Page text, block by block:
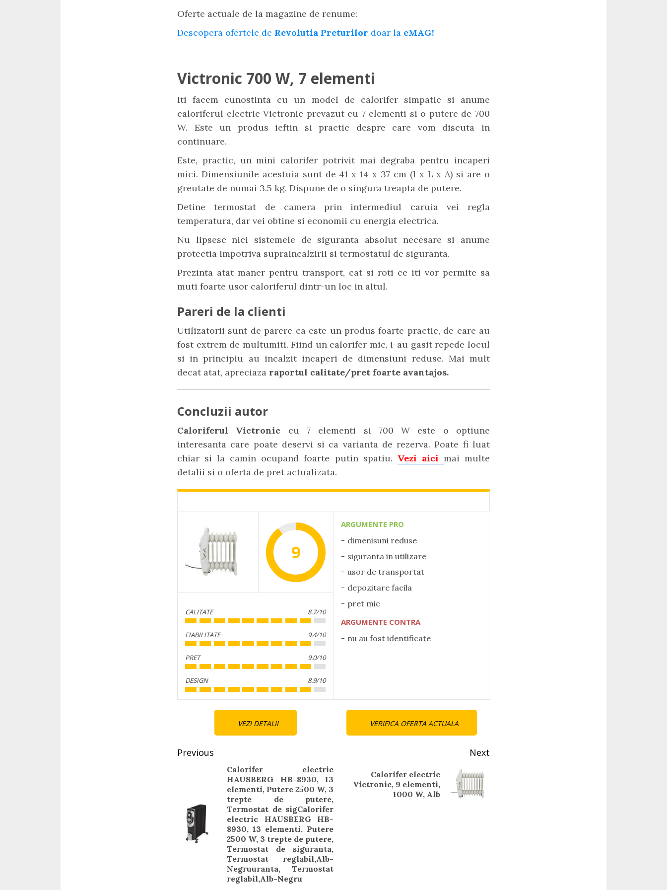
Oferte actuale de la magazine de renume:
Descopera ofertele de Revolutia Preturilor doar la eMAG!
Victronic 700 W, 7 elementi
Iti facem cunostinta cu un model de calorifer simpatic si anume
caloriferul electric Victronic prevazut cu 7 elementi si o putere de 700
W. Este un produs ieftin si practic despre care vom discuta in
continuare.
Este, practic, un mini calorifer potrivit mai degraba pentru incaperi
mici. Dimensiunile acestuia sunt de 41 x 14 x 37 cm (l x L x A) si are o
greutate de numai 3.5 kg. Dispune de o singura treapta de putere.
Detine termostat de camera prin intermediul caruia vei regla
temperatura, dar vei obtine si economii cu energia electrica.
Nu lipsesc nici sistemele de siguranta absolut necesare si anume
protectia impotriva supraincalzirii si termostatul de siguranta.
Prezinta atat maner pentru transport, cat si roti ce iti vor permite sa
muti foarte usor caloriferul dintr-un loc in altul.
Pareri de la clienti
Utilizatorii sunt de parere ca este un produs foarte practic, de care au
fost extrem de multumiti. Fiind un calorifer mic, i-au gasit repede locul
si in principiu au incalzit incaperi de dimensiuni reduse. Mai mult
decat atat, apreciaza raportul calitate/pret foarte avantajos.
Concluzii autor
Caloriferul Victronic cu 7 elementi si 700 W este o optiune
interesanta care poate deservi si ca varianta de rezerva. Poate fi luat
chiar si la camin ocupand foarte putin spatiu. Vezi aici mai multe
detalii si o oferta de pret actualizata.
9
CALITATE 8.7/10
FIABILITATE 9.4/10
PRET 9.0/10
DESIGN 8.9/10
ARGUMENTE PRO
dimenisuni reduse
siguranta in utilizare
usor de transportat
depozitare facila
pret mic
ARGUMENTE CONTRA
nu au fost identificate
VEZI DETALII VERIFICA OFERTA ACTUALA
Continue
Reading
Previous
Previous
post:
Calorifer electric
HAUSBERG HB-8930, 13
elementi, Putere 2500 W, 3
trepte de putere,
Termostat de sigCalorifer
electric HAUSBERG HB-
8930, 13 elementi, Putere
2500 W, 3 trepte de putere,
Termostat de siguranta,
Termostat reglabil,Alb-
Negruuranta, Termostat
reglabil,Alb-Negru
Next
Next
Calorifer electric
Victronic, 9 elementi,
1000 W, Alb